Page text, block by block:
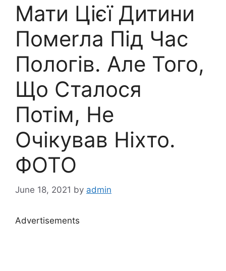
Мати Цієї Дитини
Помеrла Під Час
Пологів. Але Того,
Що Сталося
Потім, Не
Очікував Ніхто.
ФОТО
June 18, 2021 by admin
Advertisements